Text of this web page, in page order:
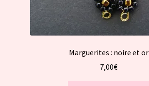
Marguerites : noire et or
7,00€